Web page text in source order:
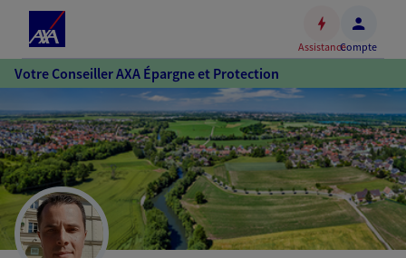
Accéder
au
contenu
principal
Accéder
au
pied
de
page
AssistanceCompte
Votre Conseiller AXA Épargne et Protection